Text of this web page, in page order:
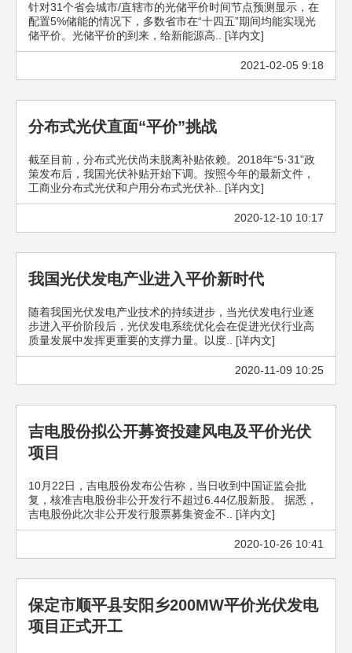
针对31个省会城市/直辖市的光储平价时间节点预测显示，在
配置5%储能的情况下，多数省市在“十四五”期间均能实现光
储平价。光储平价的到来，给新能源高.. [详内文]
2021-02-05 9:18
分布式光伏直面“平价”挑战
截至目前，分布式光伏尚未脱离补贴依赖。2018年“5·31”政
策发布后，我国光伏补贴开始下调。按照今年的最新文件，
工商业分布式光伏和户用分布式光伏补.. [详内文]
2020-12-10 10:17
我国光伏发电产业进入平价新时代
随着我国光伏发电产业技术的持续进步，当光伏发电行业逐
步进入平价阶段后，光伏发电系统优化会在促进光伏行业高
质量发展中发挥更重要的支撑力量。以度.. [详内文]
2020-11-09 10:25
吉电股份拟公开募资投建风电及平价光伏
项目
10月22日，吉电股份发布公告称，当日收到中国证监会批
复，核准吉电股份非公开发行不超过6.44亿股新股。 据悉，
吉电股份此次非公开发行股票募集资金不.. [详内文]
2020-10-26 10:41
保定市顺平县安阳乡200MW平价光伏发电
项目正式开工